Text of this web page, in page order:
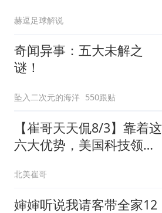
赫逗足球解说
奇闻异事：五大未解之
谜！
坠入二次元的海洋 550跟贴
【崔哥天天侃8/3】靠着这
六大优势，美国科技领军
北美崔哥
婶婶听说我请客带全家12